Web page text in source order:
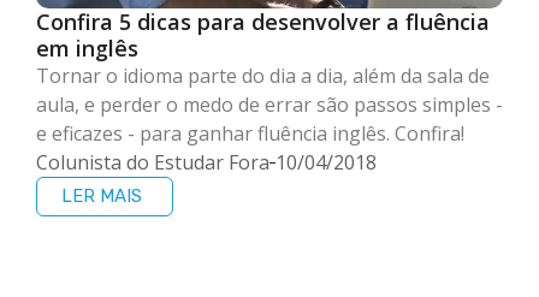
Confira 5 dicas para desenvolver a fluência
em inglês
Tornar o idioma parte do dia a dia, além da sala de
aula, e perder o medo de errar são passos simples -
e eficazes - para ganhar fluência inglês. Confira!
Colunista do Estudar Fora 10/04/2018
LER MAIS